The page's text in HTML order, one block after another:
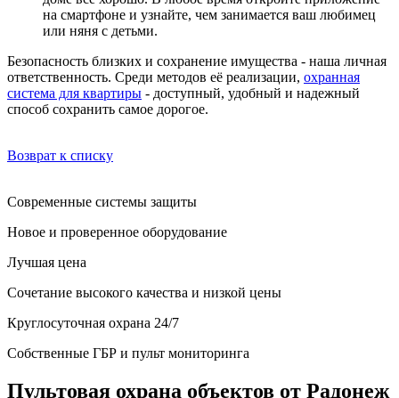
на смартфоне и узнайте, чем занимается ваш любимец
или няня с детьми.
Безопасность близких и сохранение имущества - наша личная
ответственность. Среди методов её реализации, охранная
система для квартиры - доступный, удобный и надежный
способ сохранить самое дорогое.
Возврат к списку
Современные системы защиты
Новое и проверенное оборудование
Лучшая цена
Сочетание высокого качества и низкой цены
Круглосуточная охрана 24/7
Собственные ГБР и пульт мониторинга
Пультовая охрана объектов от Радонеж